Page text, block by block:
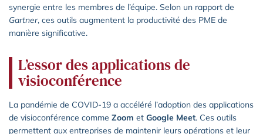
synergie entre les membres de l’équipe. Selon un rapport de
Gartner, ces outils augmentent la productivité des PME de
manière significative.
L’essor des applications de
visioconférence
La pandémie de COVID-19 a accéléré l’adoption des applications
de visioconférence comme Zoom et Google Meet. Ces outils
permettent aux entreprises de maintenir leurs opérations et leur